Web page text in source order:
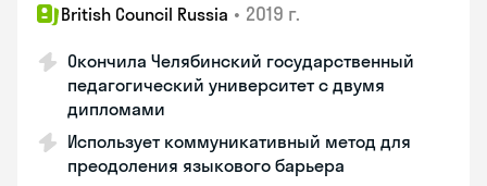
British Council Russia • 2019 г.
Окончила Челябинский государственный
педагогический университет с двумя
дипломами
Использует коммуникативный метод для
преодоления языкового барьера